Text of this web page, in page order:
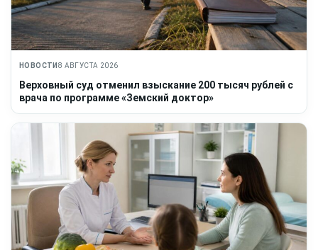
НОВОСТИ 8 АВГУСТА 2026
Верховный суд отменил взыскание 200 тысяч рублей с
врача по программе «Земский доктор»